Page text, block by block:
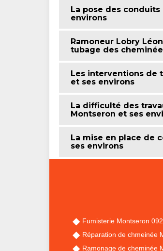
La pose des
environs
Ramoneur Lobry
tubage des
Les interventions de
et ses environs
La difficulté des
Montseron et ses
La mise en place de
ses environs
Fumisterie Montseron
Réparation de chmeinée
Ramonage de cheminée